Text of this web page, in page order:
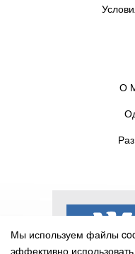
О
Мы используем файлы
эффективно